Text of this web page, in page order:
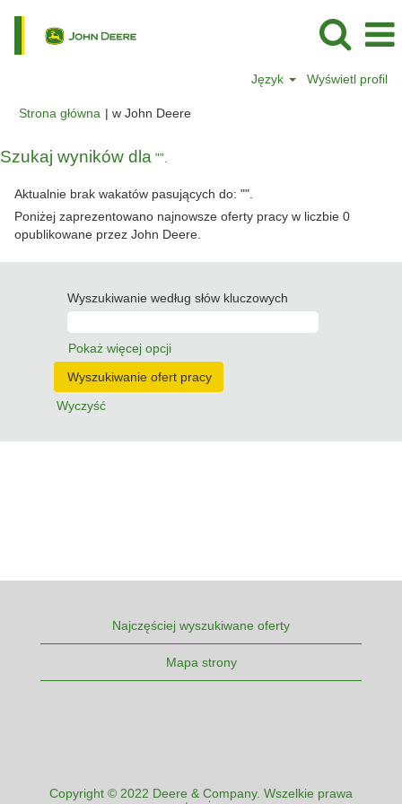
Język Wyświetl profil
Strona główna | w John Deere(bieżąca
Szukaj wyników dla "".
Aktualnie brak wakatów pasujących do: "".
Poniżej zaprezentowano najnowsze oferty pracy w liczbie 0
opublikowane przez John Deere.
Wyszukiwanie według słów kluczowych
Pokaż więcej opcji
Wyczyść
Najczęściej wyszukiwane oferty
Mapa strony
Copyright © 2022 Deere & Company. Wszelkie prawa